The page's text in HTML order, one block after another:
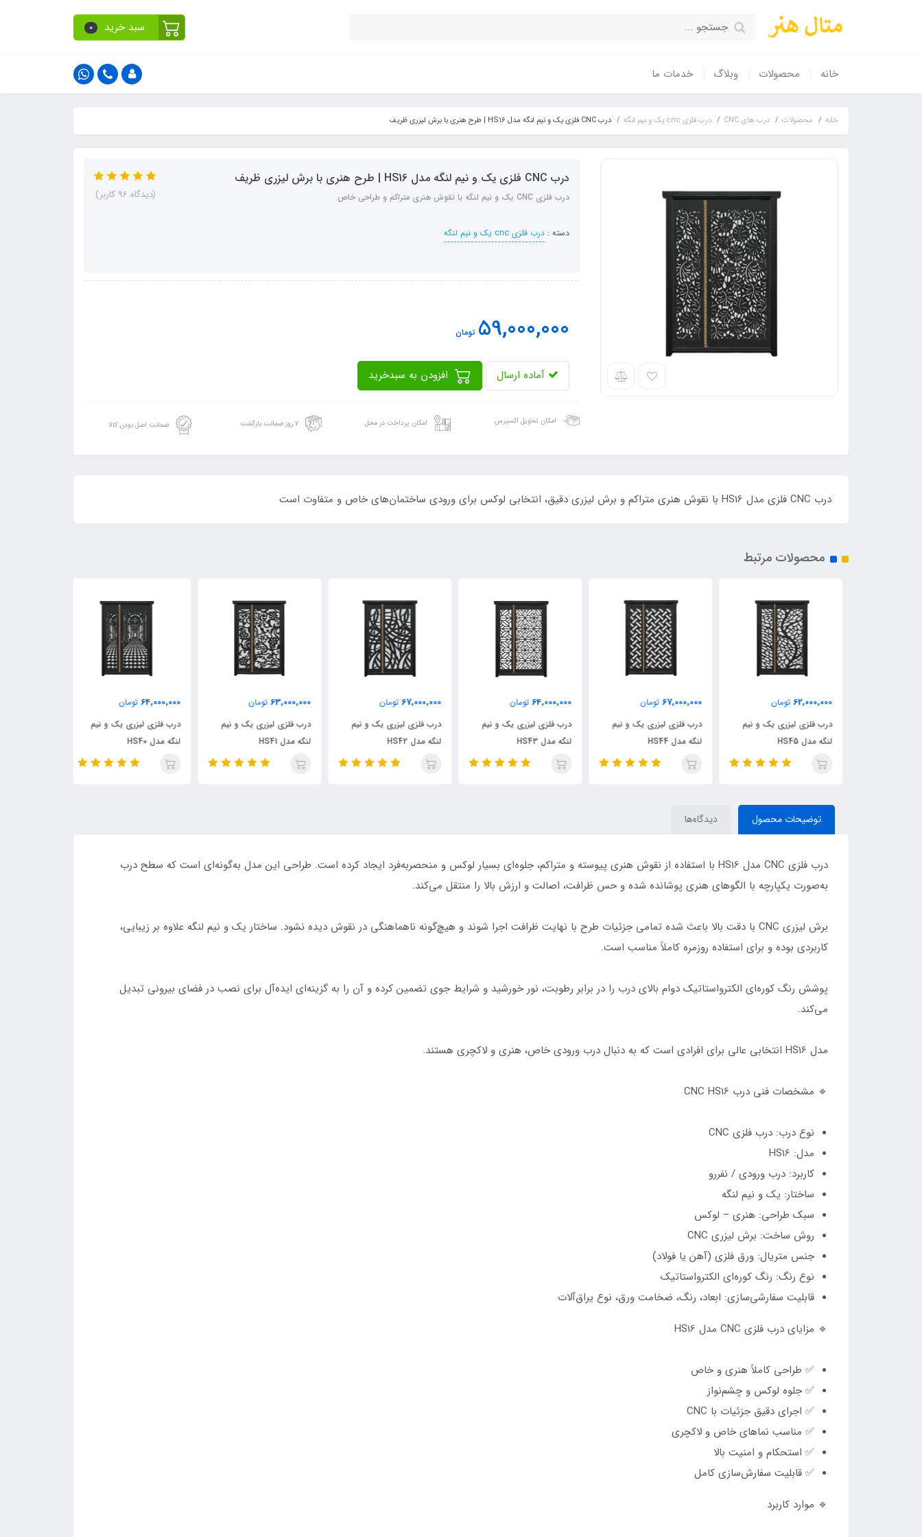
سبد خرید 0
خانه محصولات وبلاگ خدمات ما
خانه محصولات درب های CNC درب فلزی cnc یک و نیم لنگه درب CNC فلزی یک و نیم لنگه مدل HS16 | طرح هنری با برش لیزری ظریف
درب CNC فلزی یک و نیم لنگه مدل HS16 | طرح هنری با برش لیزری ظریف
درب فلزی CNC یک و نیم لنگه با نقوش هنری متراکم و طراحی خاص
دسته : درب فلزی cnc یک و نیم لنگه
(دیدگاه 96 کاربر)
59,000,000 تومان
آماده ارسال
امکان تحویل اکسپرس امکان پرداخت در محل ۷ روز ضمانت بازگشت ضمانت اصل بودن کالا
درب CNC فلزی مدل HS16 با نقوش هنری متراکم و برش لیزری دقیق، انتخابی لوکس برای ورودی ساختمان‌های خاص و متفاوت است
محصولات مرتبط
62,000,000 تومان
درب فلزی لیزری یک و نیم
لنگه مدل HS45
67,000,000 تومان
درب فلزی لیزری یک و نیم
لنگه مدل HS44
64,000,000 تومان
درب فلزی لیزری یک و نیم
لنگه مدل HS43
67,000,000 تومان
درب فلزی لیزری یک و نیم
لنگه مدل HS42
63,000,000 تومان
درب فلزی لیزری یک و نیم
لنگه مدل HS41
64,000,000 تومان
درب فلزی لیزری یک و نیم
لنگه مدل HS40
توضیحات محصول دیدگاه‌ها
درب فلزی CNC مدل HS16 با استفاده از نقوش هنری پیوسته و متراکم، جلوه‌ای بسیار لوکس و منحصربه‌فرد ایجاد کرده است. طراحی این مدل به‌گونه‌ای است که سطح درب
به‌صورت یکپارچه با الگوهای هنری پوشانده شده و حس ظرافت، اصالت و ارزش بالا را منتقل می‌کند.
برش لیزری CNC با دقت بالا باعث شده تمامی جزئیات طرح با نهایت ظرافت اجرا شوند و هیچ‌گونه ناهماهنگی در نقوش دیده نشود. ساختار یک و نیم لنگه علاوه بر زیبایی،
کاربردی بوده و برای استفاده روزمره کاملاً مناسب است.
پوشش رنگ کوره‌ای الکترواستاتیک دوام بالای درب را در برابر رطوبت، نور خورشید و شرایط جوی تضمین کرده و آن را به گزینه‌ای ایده‌آل برای نصب در فضای بیرونی تبدیل
می‌کند.
مدل HS16 انتخابی عالی برای افرادی است که به دنبال درب ورودی خاص، هنری و لاکچری هستند.
🔹 مشخصات فنی درب CNC HS16
نوع درب: درب فلزی CNC
مدل: HS16
کاربرد: درب ورودی / نفررو
ساختار: یک و نیم لنگه
سبک طراحی: هنری – لوکس
روش ساخت: برش لیزری CNC
جنس متریال: ورق فلزی (آهن یا فولاد)
نوع رنگ: رنگ کوره‌ای الکترواستاتیک
قابلیت سفارشی‌سازی: ابعاد، رنگ، ضخامت ورق، نوع یراق‌آلات
🔹 مزایای درب فلزی CNC مدل HS16
✅ طراحی کاملاً هنری و خاص
✅ جلوه لوکس و چشم‌نواز
✅ اجرای دقیق جزئیات با CNC
✅ مناسب نماهای خاص و لاکچری
✅ استحکام و امنیت بالا
✅ قابلیت سفارش‌سازی کامل
🔹 موارد کاربرد